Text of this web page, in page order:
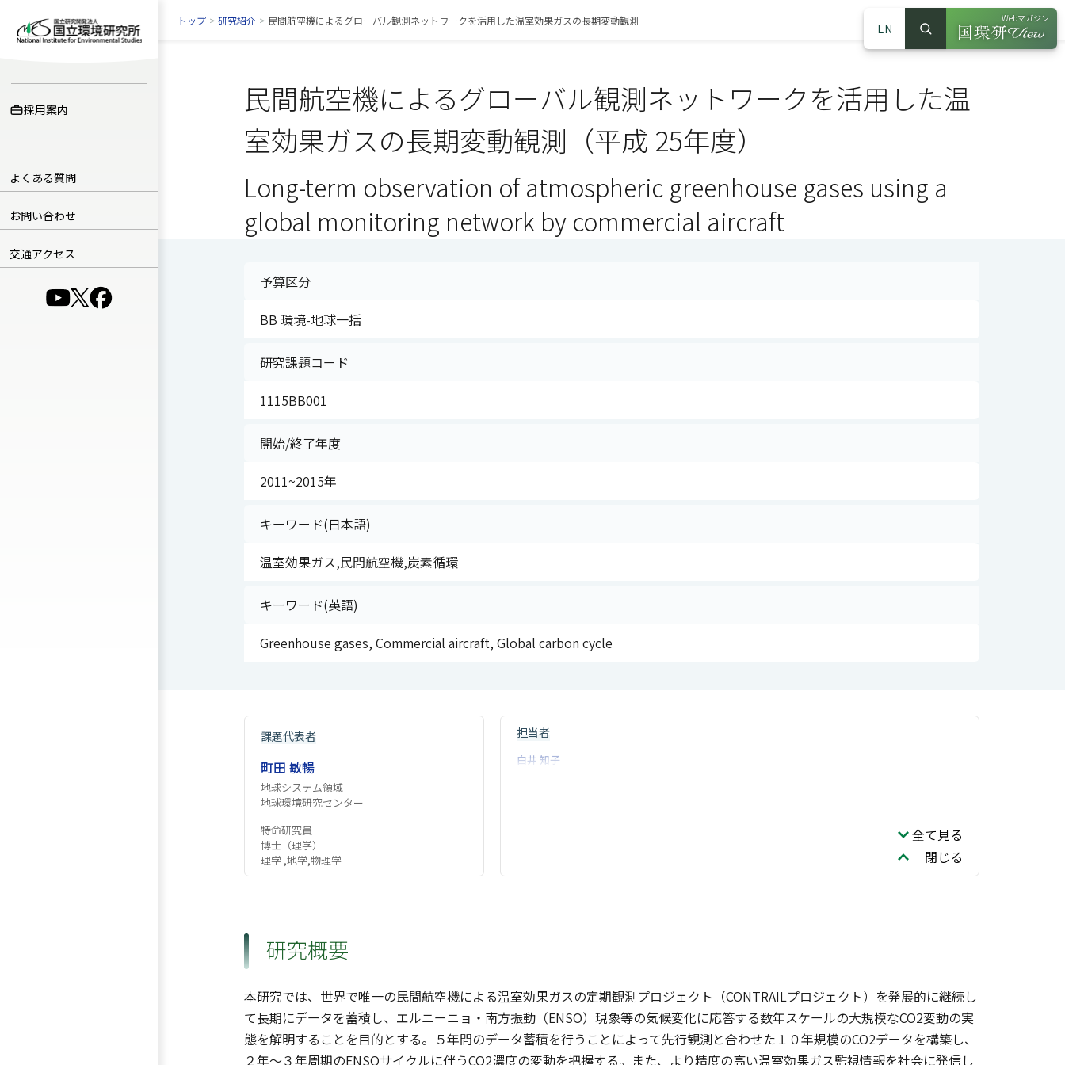
採用案内
よくある質問
お問い合わせ
交通アクセス
（別ウインドウで開きます）
（別ウインドウで開きます）
（別ウインドウで開きます）
EN
サイト内検索
検索
Webマガジン
（別ウインドウ
トップ > 研究紹介 > 民間航空機によるグローバル観測ネットワークを活用した温室効果ガスの長期変動観測
民間航空機によるグローバル観測ネットワークを活用した温
室効果ガスの長期変動観測（平成 25年度）
Long-term observation of atmospheric greenhouse gases using a
global monitoring network by commercial aircraft
予算区分
BB 環境-地球一括
研究課題コード
1115BB001
開始/終了年度
2011~2015年
キーワード(日本語)
温室効果ガス,民間航空機,炭素循環
キーワード(英語)
Greenhouse gases, Commercial aircraft, Global carbon cycle
課題代表者
町田 敏暢
地球システム領域
地球環境研究センター
特命研究員
博士（理学）
理学 ,地学,物理学
担当者
白井 知子
全て見る
閉じる
研究概要
本研究では、世界で唯一の民間航空機による温室効果ガスの定期観測プロジェクト（CONTRAILプロジェクト）を発展的に継続し
て長期にデータを蓄積し、エルニーニョ・南方振動（ENSO）現象等の気候変化に応答する数年スケールの大規模なCO2変動の実
態を解明することを目的とする。５年間のデータ蓄積を行うことによって先行観測と合わせた１０年規模のCO2データを構築し、
２年〜３年周期のENSOサイクルに伴うCO2濃度の変動を把握する。また、より精度の高い温室効果ガス監視情報を社会に発信し